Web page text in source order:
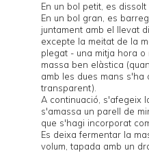
En un bol petit, es
En un bol gran, es
juntament amb el llevat
excepte la meitat de la
plegat - una mitja hora
massa ben elàstica
amb les dues mans s'ha
transparent).
A continuació, s'afegeix
s'amassa un parell de
que s'hagi incorporat
Es deixa fermentar la
volum, tapada amb un